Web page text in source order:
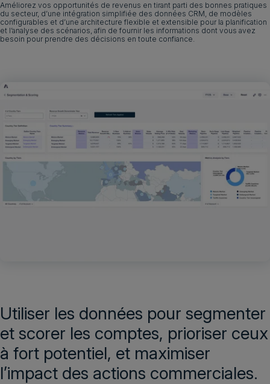
Améliorez vos opportunités de revenus en tirant parti des bonnes pratiques
du secteur, d’une intégration simplifiée des données CRM, de modèles
configurables et d’une architecture flexible et extensible pour la planification
et l’analyse des scénarios, afin de fournir les informations dont vous avez
besoin pour prendre des décisions en toute confiance.
Utiliser les données pour segmenter
et scorer les comptes, prioriser ceux
à fort potentiel, et maximiser
l’impact des actions commerciales.